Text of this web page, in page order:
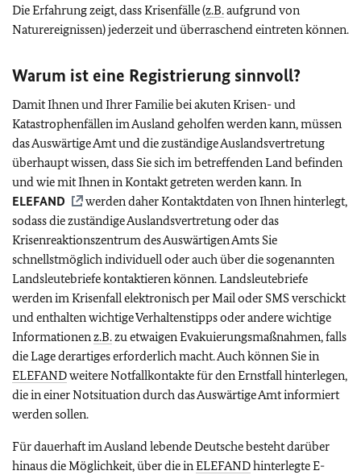
Die Erfahrung zeigt, dass Krisenfälle (z.B.aufgrund von
Naturereignissen) jederzeit und überraschend eintreten können.
Warum ist eine Registrierung sinnvoll?
Damit Ihnen und Ihrer Familie bei akuten Krisen- und
Katastrophenfällen im Ausland geholfen werden kann, müssen
das Auswärtige Amt und die zuständige Auslandsvertretung
überhaupt wissen, dass Sie sich im betreffenden Land befinden
und wie mit Ihnen in Kontakt getreten werden kann. In
ELEFAND
werden daher Kontaktdaten von Ihnen hinterlegt,
sodass die zuständige Auslandsvertretung oder das
Krisenreaktionszentrum des Auswärtigen Amts Sie
schnellstmöglich individuell oder auch über die sogenannten
Landsleutebriefe kontaktieren können. Landsleutebriefe
werden im Krisenfall elektronisch per Mail oder SMS verschickt
und enthalten wichtige Verhaltenstipps oder andere wichtige
Informationenz.B.zu etwaigen Evakuierungsmaßnahmen, falls
die Lage derartiges erforderlich macht. Auch können Sie in
ELEFANDweitere Notfallkontakte für den Ernstfall hinterlegen,
die in einer Notsituation durch das Auswärtige Amt informiert
werden sollen.
Für dauerhaft im Ausland lebende Deutsche besteht darüber
hinaus die Möglichkeit, über die inELEFANDhinterlegte E-